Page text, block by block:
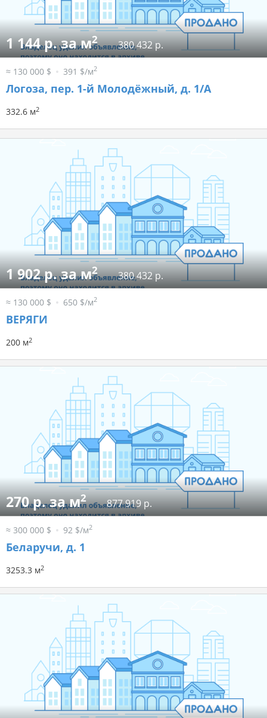
1 144 р. за м2 380 432 р.
≈ 130 000 $ 391 $/м2
Логоза, пер. 1-й Молодёжный, д. 1/А
332.6 м2
1 902 р. за м2 380 432 р.
≈ 130 000 $ 650 $/м2
ВЕРЯГИ
200 м2
270 р. за м2 877 919 р.
≈ 300 000 $ 92 $/м2
Беларучи, д. 1
3253.3 м2